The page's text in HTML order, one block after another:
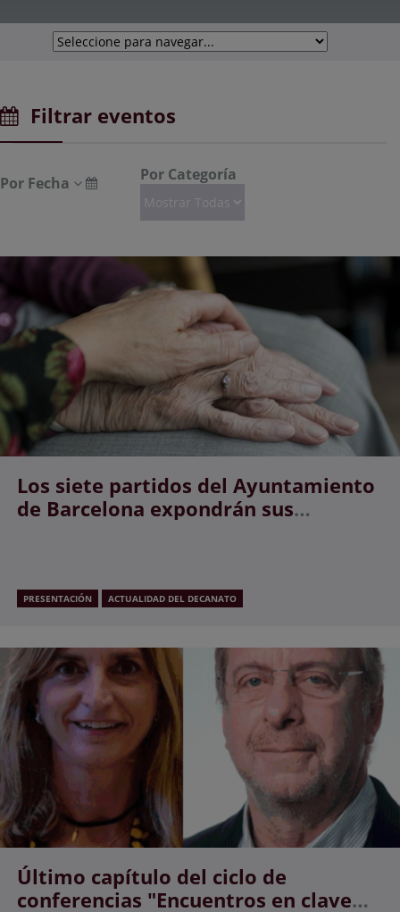
Filtrar eventos
Por Fecha Por Categoría
Los siete partidos del Ayuntamiento
de Barcelona expondrán sus
PRESENTACIÓN ACTUALIDAD DEL DECANATO
Último capítulo del ciclo de
conferencias "Encuentros en clave